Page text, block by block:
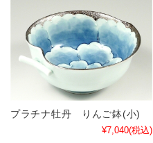
プラチナ牡丹 りんご鉢(小)
¥7,040(税込)